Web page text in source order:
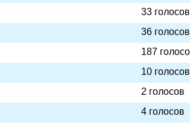
33 голосов
36 голосов
187
10 голосов
2 голосов
4 голосов